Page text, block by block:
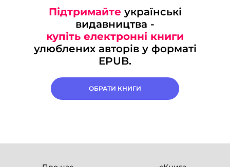
Підтримайте українські
видавництва -
купіть електронні книги
улюблених авторів у форматі
EPUB.
ОБРАТИ КНИГИ